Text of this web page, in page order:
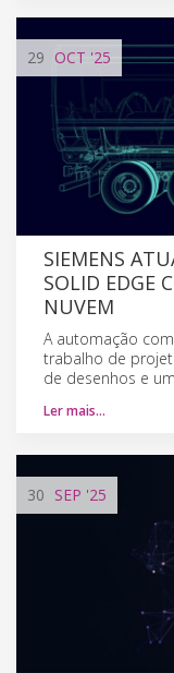
29 OCT '25
SIEMENS
SOLID EDGE
NUVEM
A automação
trabalho de
de desenhos e
Ler mais…
30 SEP '25